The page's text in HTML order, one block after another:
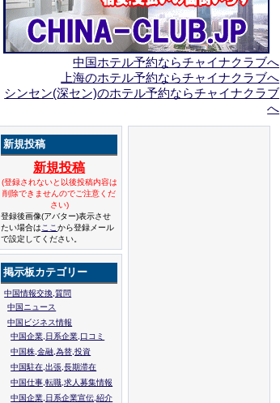
中国ホテル予約ならチャイナクラブへ
上海のホテル予約ならチャイナクラブへ
シンセン(深セン)のホテル予約ならチャイナクラブ
へ
新規投稿
新規投稿
(登録されないと以後投稿内容は
削除できませんのでご注意くだ
さい)
登録後画像(アバター)表示させ
たい場合は ここから登録メール
で設定してください。
掲示板カテゴリー
中国情報交換,質問
中国ニュース
中国ビジネス情報
中国企業,日系企業,口コミ
中国株,金融,為替,投資
中国駐在,出張,長期滞在
中国仕事,転職,求人募集情報
中国企業,日系企業宣伝,紹介